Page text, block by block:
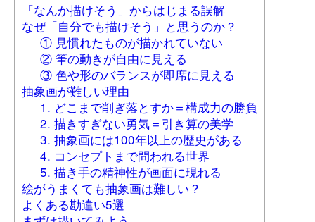
「なんか描けそう」からはじまる誤解
なぜ「自分でも描けそう」と思うのか？
① 見慣れたものが描かれていない
② 筆の動きが自由に見える
③ 色や形のバランスが即席に見える
抽象画が難しい理由
1. どこまで削ぎ落とすか＝構成力の勝負
2. 描きすぎない勇気＝引き算の美学
3. 抽象画には100年以上の歴史がある
4. コンセプトまで問われる世界
5. 描き手の精神性が画面に現れる
絵がうまくても抽象画は難しい？
よくある勘違い5選